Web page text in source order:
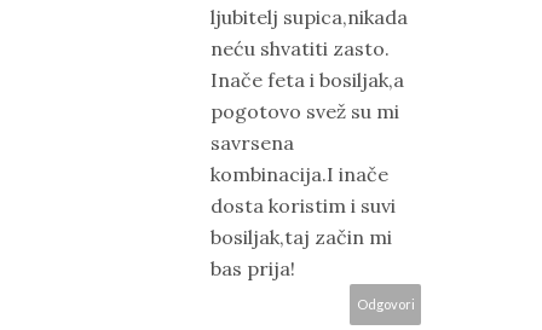
ljubitelj supica,nikada
neću shvatiti zasto.
Inače feta i bosiljak,a
pogotovo svež su mi
savrsena
kombinacija.I inače
dosta koristim i suvi
bosiljak,taj začin mi
bas prija!
Odgovori